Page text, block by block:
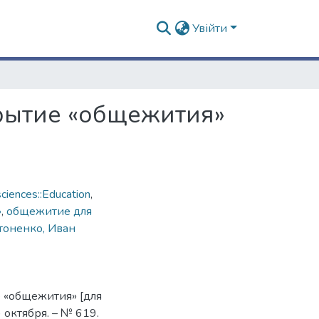
Увійти
«общежития»
,
, общежитие для
Иван
«общежития» [для
– № 619.